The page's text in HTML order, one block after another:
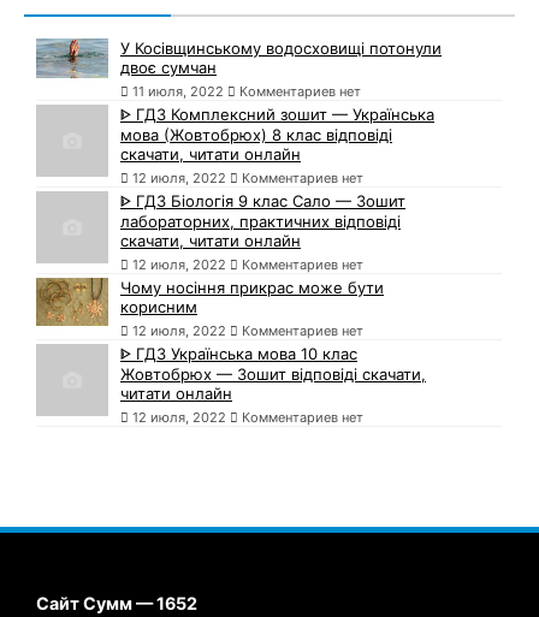
У Косівщинському водосховищі потонули
двоє сумчан
11 июля, 2022 Комментариев нет
ᐈ ГДЗ Комплексний зошит — Українська
мова (Жовтобрюх) 8 клас відповіді
скачати, читати онлайн
12 июля, 2022 Комментариев нет
ᐈ ГДЗ Біологія 9 клас Сало — Зошит
лабораторних, практичних відповіді
скачати, читати онлайн
12 июля, 2022 Комментариев нет
Чому носіння прикрас може бути
корисним
12 июля, 2022 Комментариев нет
ᐈ ГДЗ Українська мова 10 клас
Жовтобрюх — Зошит відповіді скачати,
читати онлайн
12 июля, 2022 Комментариев нет
Сайт Сумм — 1652